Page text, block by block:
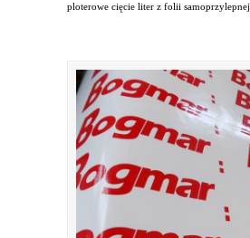
ploterowe cięcie liter z folii samoprzylepnej